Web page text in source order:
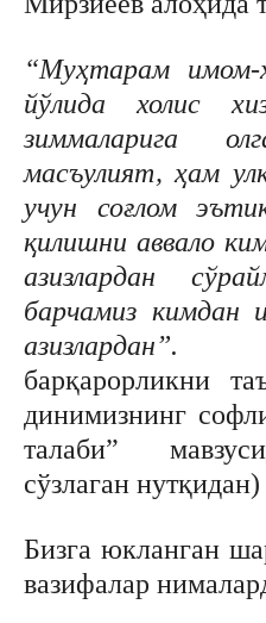
“Муҳтарам имом-
йўлида холис
зиммаларига
масъулият, ҳам
учун соғлом
қилишни аввало
азизлардан
барчамиз кимдан
азизлардан”.
барқарорликни
динимизнинг
талаби”
сўзлаган нутқидан)
Бизга юкланган
вазифалар